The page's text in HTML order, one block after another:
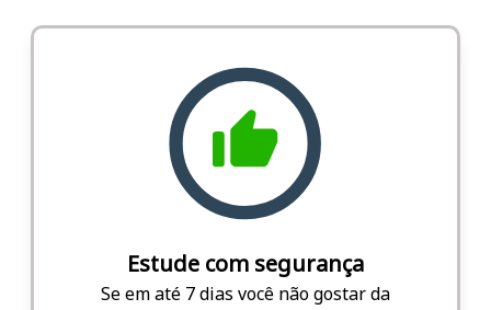
Estude com segurança
Se em até 7 dias você não gostar da